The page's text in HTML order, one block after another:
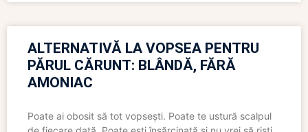
ALTERNATIVĂ LA VOPSEA PENTRU
PĂRUL CĂRUNT: BLÂNDĂ, FĂRĂ
AMONIAC
Poate ai obosit să tot vopsești. Poate te ustură scalpul